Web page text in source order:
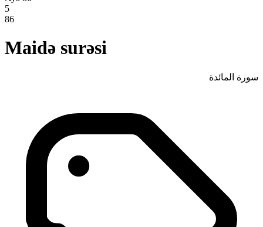
5
86
Maidə surəsi
سورة المائدة